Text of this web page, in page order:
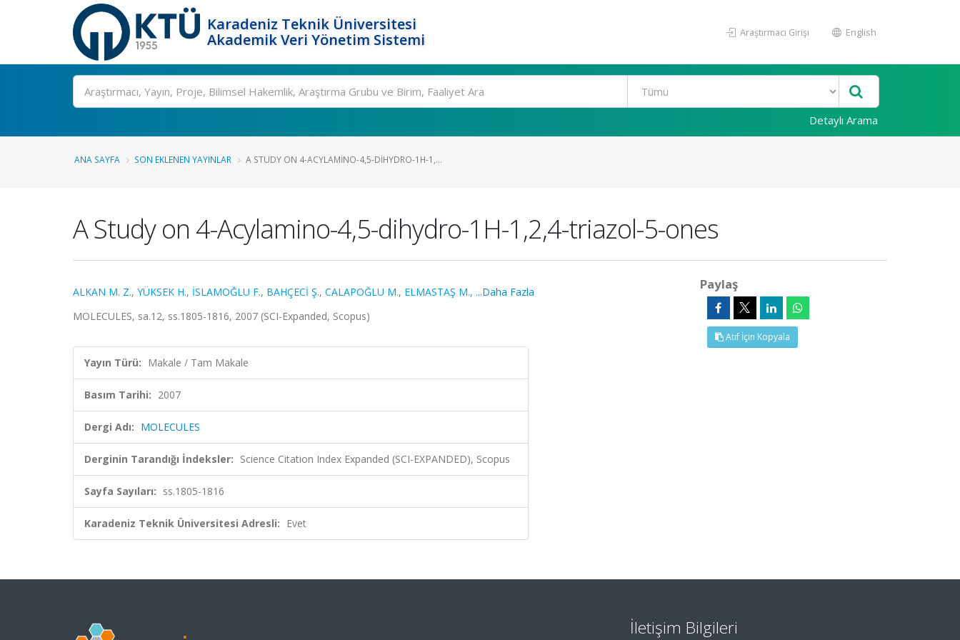
Karadeniz Teknik Üniversitesi
Akademik Veri Yönetim Sistemi
Araştırmacı Girişi English
Ara
Detaylı Arama
ANA SAYFA SON EKLENEN YAYINLAR A STUDY ON 4-ACYLAMINO-4,5-DIHYDRO-1H-1,...
A Study on 4-Acylamino-4,5-dihydro-1H-1,2,4-triazol-5-ones
ALKAN M. Z., YÜKSEK H., İSLAMOĞLU F., BAHÇECİ Ş., CALAPOĞLU M., ELMASTAŞ M., ...Daha Fazla
MOLECULES, sa.12, ss.1805-1816, 2007 (SCI-Expanded, Scopus)
Yayın Türü: Makale / Tam Makale
Basım Tarihi: 2007
Dergi Adı: MOLECULES
Derginin Tarandığı İndeksler: Science Citation Index Expanded (SCI-EXPANDED), Scopus
Sayfa Sayıları: ss.1805-1816
Karadeniz Teknik Üniversitesi Adresli: Evet
Paylaş
Atıf İçin Kopyala
İletişim Bilgileri